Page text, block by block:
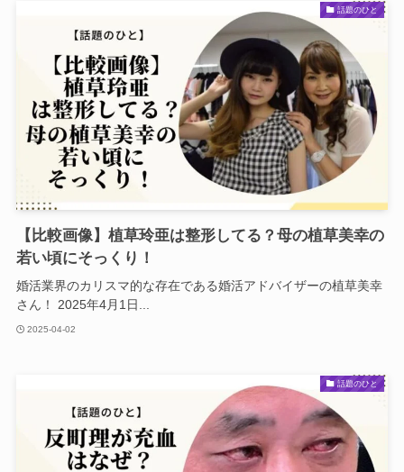
話題のひと
【比較画像】植草玲亜は整形してる？母の植草美幸の
若い頃にそっくり！
婚活業界のカリスマ的な存在である婚活アドバイザーの植草美幸
さん！ 2025年4月1日...
2025-04-02
話題のひと